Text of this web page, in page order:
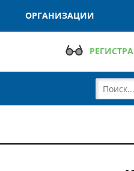
ОРГАНИЗАЦИИ